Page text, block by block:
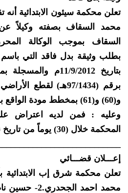
تعلن محكمة سيئون الابتدائية
محمد السقاف بصفته وكيلاً
بطلب وثيقة بدل فاقد التي
بتاريخ 11/9/2012م
و(60) و(61) بمخطط مودة الواقع بحي القرن م/ سيئون.
وعليه : فمن لديه اعتراض
المحكمة خلال (30) يوماً من تاريخ نشر هذا الإعلان.
إعـــلان قضـــائي
محمد احمد